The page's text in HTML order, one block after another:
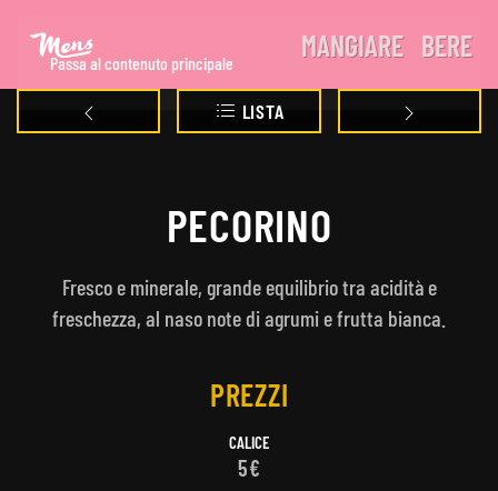
Passa al contenuto principale
MANGIARE BERE
LISTA
PECORINO
Fresco e minerale, grande equilibrio tra acidità e
freschezza, al naso note di agrumi e frutta bianca.
PREZZI
CALICE
5€